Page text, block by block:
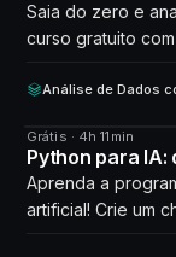
Saia do zero e
curso gratuito
Análise de Dados
CURSO
Grátis · 4h 11min
Python para
Aprenda a
artificial! Crie um